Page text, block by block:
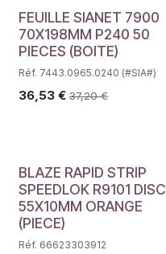
FEUILLE SIANET 7900
70X198MM P240 50
PIECES (BOITE)
Réf. 7443.0965.0240 (#SIA#)
36,53 € 37,20€
BLAZE RAPID STRIP
SPEEDLOK R9101 DISC
55X10MM ORANGE
(PIECE)
Réf. 66623303912